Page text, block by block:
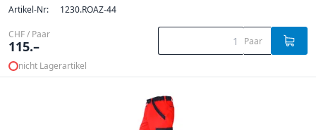
Artikel-Nr: 1230.ROAZ-44
CHF / Paar
115.– Paar
nicht Lagerartikel